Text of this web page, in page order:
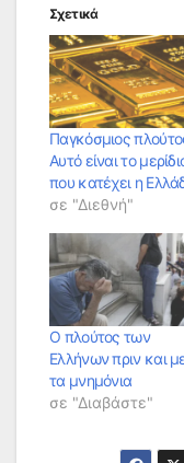
Σχετικά
Παγκόσμιος
Αυτό είναι το
που κατέχει η
σε "Διεθνή"
Ο πλούτος των
Ελλήνων πριν και
τα μνημόνια
σε "Διαβάστε"